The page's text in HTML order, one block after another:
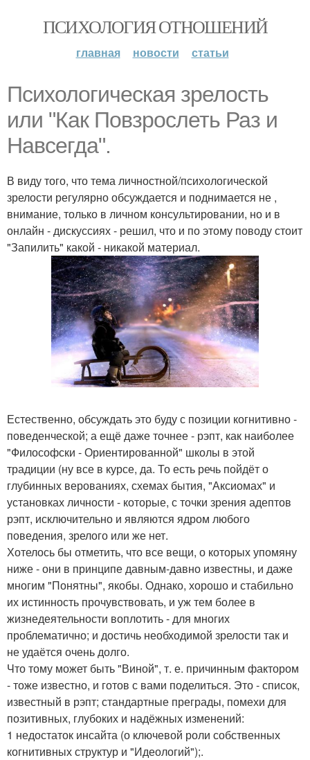
ПСИХОЛОГИЯ ОТНОШЕНИЙ
главная новости статьи
Психологическая зрелость
или "Как Повзрослеть Раз и
Навсегда".
В виду того, что тема личностной/психологической
зрелости регулярно обсуждается и поднимается не ,
внимание, только в личном консультировании, но и в
онлайн - дискуссиях - решил, что и по этому поводу стоит
"Запилить" какой - никакой материал.
Естественно, обсуждать это буду с позиции когнитивно -
поведенческой; а ещё даже точнее - рэпт, как наиболее
"Философски - Ориентированной" школы в этой
традиции (ну все в курсе, да. То есть речь пойдёт о
глубинных верованиях, схемах бытия, "Аксиомах" и
установках личности - которые, с точки зрения адептов
рэпт, исключительно и являются ядром любого
поведения, зрелого или же нет.
Хотелось бы отметить, что все вещи, о которых упомяну
ниже - они в принципе давным-давно известны, и даже
многим "Понятны", якобы. Однако, хорошо и стабильно
их истинность прочувствовать, и уж тем более в
жизнедеятельности воплотить - для многих
проблематично; и достичь необходимой зрелости так и
не удаётся очень долго.
Что тому может быть "Виной", т. е. причинным фактором
- тоже известно, и готов с вами поделиться. Это - список,
известный в рэпт; стандартные преграды, помехи для
позитивных, глубоких и надёжных изменений:
1 недостаток инсайта (о ключевой роли собственных
когнитивных структур и "Идеологий");.